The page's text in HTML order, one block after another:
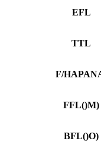
EFL
TTL
F/
FFL()M)
BFL()O)